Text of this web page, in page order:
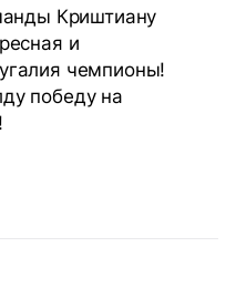
Криштиану
и
чемпионы!
победу на